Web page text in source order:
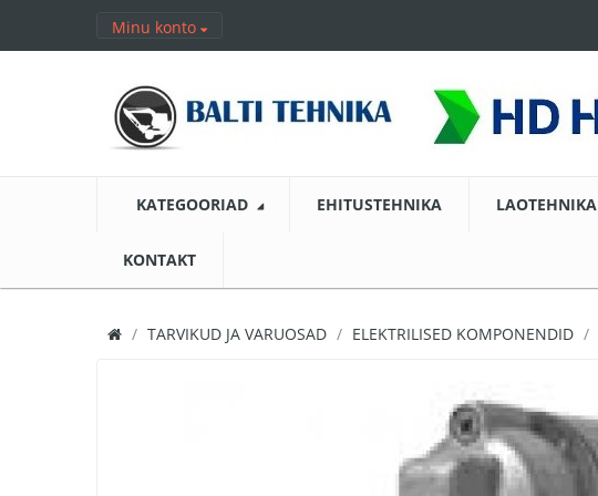
Minu konto
KATEGOORIAD EHITUSTEHNIKA LAOTEHNIKA
KONTAKT
TARVIKUD JA VARUOSAD ELEKTRILISED KOMPONENDID